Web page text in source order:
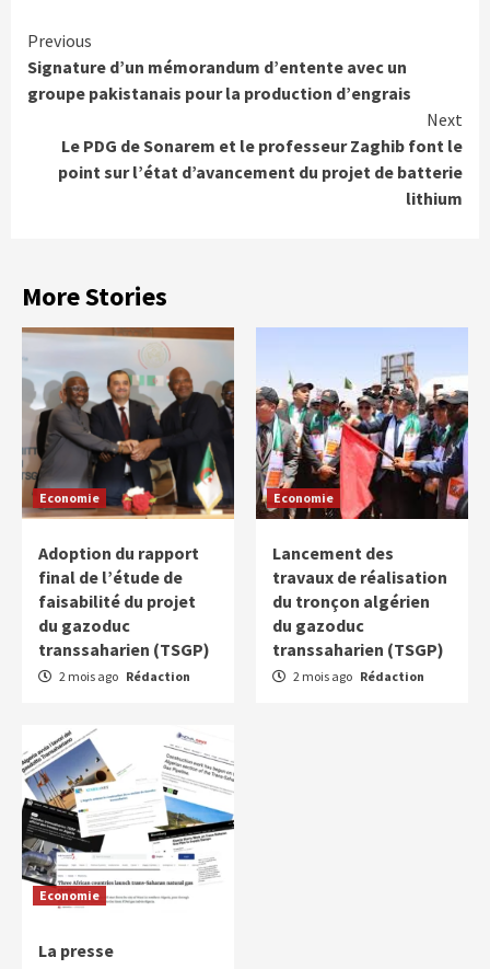
Continue
Reading
Previous
Signature d’un mémorandum d’entente avec un
groupe pakistanais pour la production d’engrais
Next
Le PDG de Sonarem et le professeur Zaghib font le
point sur l’état d’avancement du projet de batterie
lithium
More Stories
Economie
Adoption du rapport
final de l’étude de
faisabilité du projet
du gazoduc
transsaharien (TSGP)
2 mois ago Rédaction
Economie
Lancement des
travaux de réalisation
du tronçon algérien
du gazoduc
transsaharien (TSGP)
2 mois ago Rédaction
Economie
La presse